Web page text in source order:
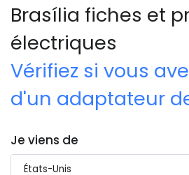
Brasília fiches et
électriques
Vérifiez si vous
d'un adaptateur
Je viens de